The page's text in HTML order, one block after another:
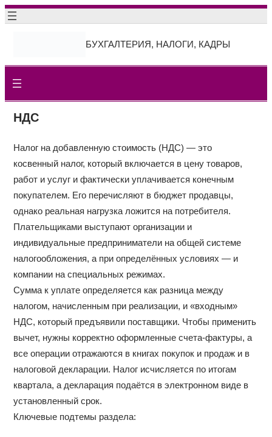
Перейти
БУХГАЛТЕРИЯ, НАЛОГИ, КАДРЫ
НДС
Налог на добавленную стоимость (НДС) — это
косвенный налог, который включается в цену товаров,
работ и услуг и фактически уплачивается конечным
покупателем. Его перечисляют в бюджет продавцы,
однако реальная нагрузка ложится на потребителя.
Плательщиками выступают организации и
индивидуальные предприниматели на общей системе
налогообложения, а при определённых условиях — и
компании на специальных режимах.
Сумма к уплате определяется как разница между
налогом, начисленным при реализации, и «входным»
НДС, который предъявили поставщики. Чтобы применить
вычет, нужны корректно оформленные счета-фактуры, а
все операции отражаются в книгах покупок и продаж и в
налоговой декларации. Налог исчисляется по итогам
квартала, а декларация подаётся в электронном виде в
установленный срок.
Ключевые подтемы раздела: